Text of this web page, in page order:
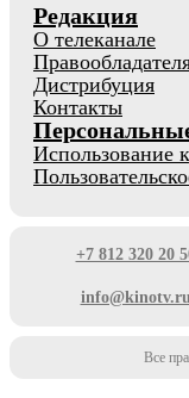
Редакция
О телеканале
Дистрибуция
Контакты
Использование
+7 812 320 20
info@kinotv.ru
Все